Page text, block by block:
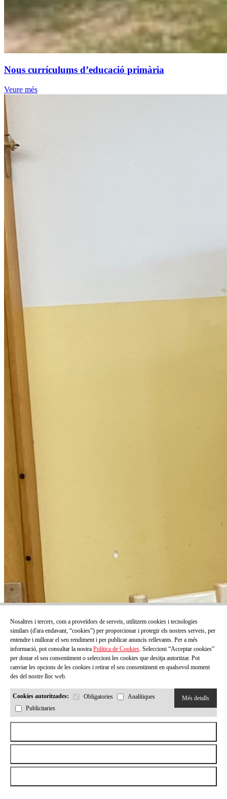
Nous currículums d’educació primària
Veure més
Nosaltres i tercers, com a proveïdors de serveis, utilitzem cookies i tecnologies
similars (d'ara endavant, “cookies”) per proporcionar i protegir els nostres serveis, per
entendre i millorar el seu rendiment i per publicar anuncis rellevants. Per a més
informació, pot consultar la nostra Política de Cookies. Seleccioni “Acceptar cookies”
per donar el seu consentiment o seleccioni les cookies que desitja autoritzar. Pot
canviar les opcions de les cookies i retirar el seu consentiment en qualsevol moment
des del nostre lloc web.
Cookies autoritzades: Obligatories
Analítiques
Publicitaries
Més detalls